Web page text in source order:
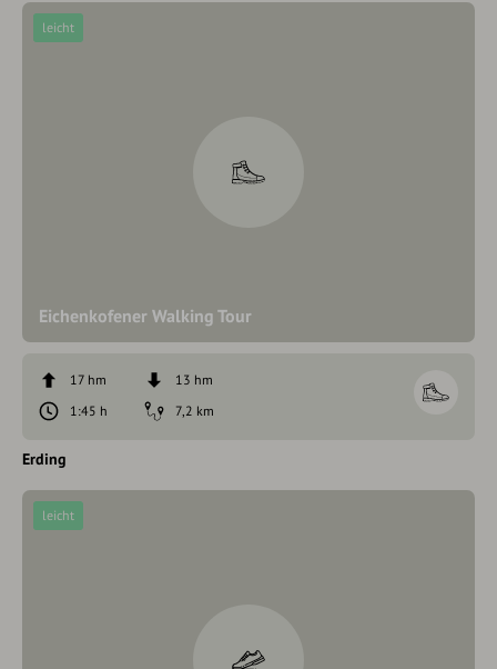
Eichenkofener Walking Tour
leicht
17 hm
13 hm
1:45 h
7,2 km
Erding
leicht